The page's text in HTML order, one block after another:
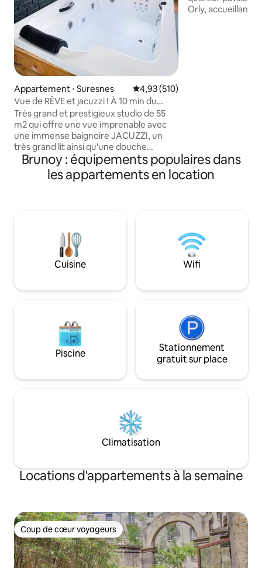
Appartement ⋅ Suresnes Évaluation moyenne sur la
4,93 (510)
Vue de RÊVE et jacuzzi ! À 10 min du
centre de PARIS !
Très grand et prestigieux studio de 55
m2 qui offre une vue imprenable avec
une immense baignoire JACUZZI, un
très grand lit ainsi qu'une douche
italienne. Situé dans un quartier calme et
sûr à 10 min de la célèbre avenue des
Champs-Élysées (centre de Paris). Je
placées en forme de cœur sur le lit (un
panneau Joyeux anniversaire peut être
ajouté) et pour 175 €, il est livré avec une
bonne bouteille de champagne et des
Orly, accueillant
Brunoy : équipements populaires dans
les appartements en location
Cuisine Wifi
Piscine
Stationnement
gratuit sur place
Climatisation
Locations d'appartements à la semaine
Coup de cœur voyageurs
Coup de cœur voyageurs